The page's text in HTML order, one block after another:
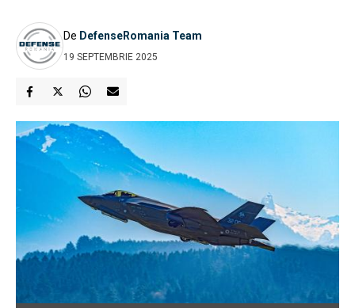
De DefenseRomania Team
19 SEPTEMBRIE 2025